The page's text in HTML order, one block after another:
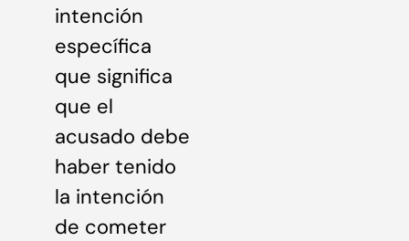
intención
específica
que significa
que el
acusado debe
haber tenido
la intención
de cometer